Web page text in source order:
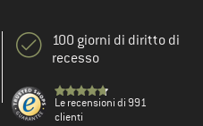
100 giorni di diritto di
recesso
Le recensioni di 991
clienti